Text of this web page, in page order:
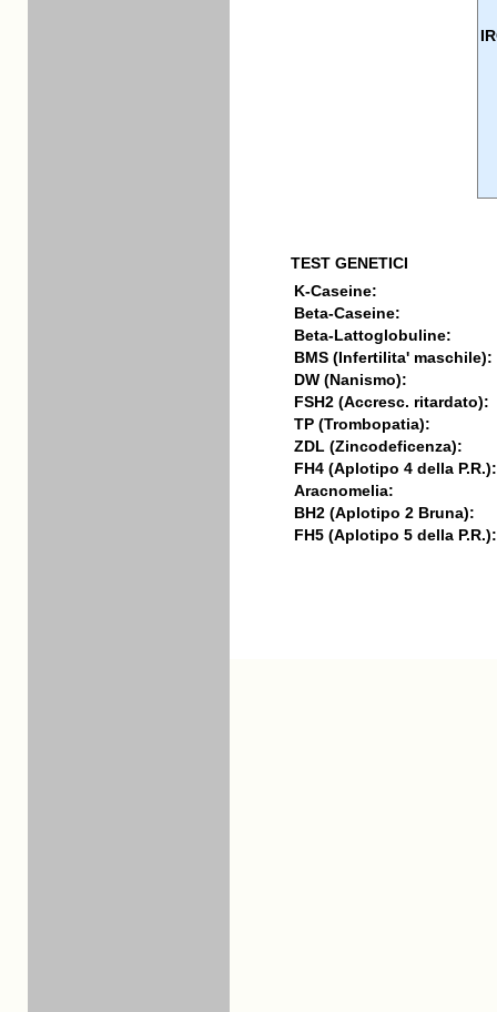
TEST GENETICI
K-Caseine:
Beta-Caseine:
Beta-Lattoglobuline:
BMS (Infertilita' maschile):
DW (Nanismo):
FSH2 (Accresc. ritardato):
TP (Trombopatia):
ZDL (Zincodeficenza):
FH4 (Aplotipo 4 della P.R.):
Aracnomelia:
BH2 (Aplotipo 2 Bruna):
FH5 (Aplotipo 5 della P.R.):